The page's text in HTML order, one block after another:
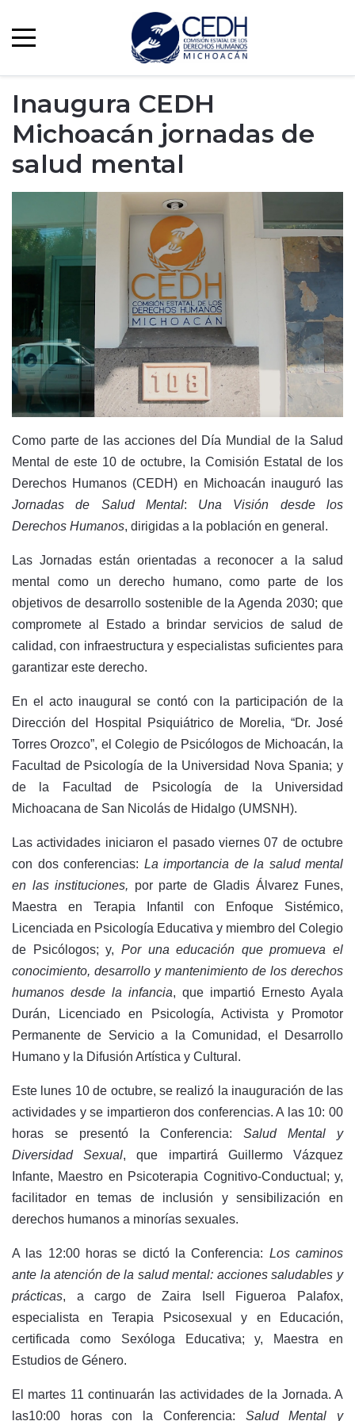
Inaugura CEDH
Michoacán jornadas de
salud mental
Como parte de las acciones del Día Mundial de la Salud
Mental de este 10 de octubre, la Comisión Estatal de los
Derechos Humanos (CEDH) en Michoacán inauguró las
Jornadas de Salud Mental: Una Visión desde los
Derechos Humanos, dirigidas a la población en general.
Las Jornadas están orientadas a reconocer a la salud
mental como un derecho humano, como parte de los
objetivos de desarrollo sostenible de la Agenda 2030; que
compromete al Estado a brindar servicios de salud de
calidad, con infraestructura y especialistas suficientes para
garantizar este derecho.
En el acto inaugural se contó con la participación de la
Dirección del Hospital Psiquiátrico de Morelia, “Dr. José
Torres Orozco”, el Colegio de Psicólogos de Michoacán, la
Facultad de Psicología de la Universidad Nova Spania; y
de la Facultad de Psicología de la Universidad
Michoacana de San Nicolás de Hidalgo (UMSNH).
Las actividades iniciaron el pasado viernes 07 de octubre
con dos conferencias: La importancia de la salud mental
en las instituciones, por parte de Gladis Álvarez Funes,
Maestra en Terapia Infantil con Enfoque Sistémico,
Licenciada en Psicología Educativa y miembro del Colegio
de Psicólogos; y, Por una educación que promueva el
conocimiento, desarrollo y mantenimiento de los derechos
humanos desde la infancia, que impartió Ernesto Ayala
Durán, Licenciado en Psicología, Activista y Promotor
Permanente de Servicio a la Comunidad, el Desarrollo
Humano y la Difusión Artística y Cultural.
Este lunes 10 de octubre, se realizó la inauguración de las
actividades y se impartieron dos conferencias. A las 10: 00
horas se presentó la Conferencia:Salud Mental y
Diversidad Sexual, que impartirá Guillermo Vázquez
Infante, Maestro en Psicoterapia Cognitivo-Conductual; y,
facilitador en temas de inclusión y sensibilización en
derechos humanos a minorías sexuales.
A las 12:00 horas se dictó la Conferencia: Los caminos
ante la atención de la salud mental: acciones saludables y
prácticas, a cargo de Zaira Isell Figueroa Palafox,
especialista en Terapia Psicosexual y en Educación,
certificada como Sexóloga Educativa; y, Maestra en
Estudios de Género.
El martes 11 continuarán las actividades de la Jornada. A
las10:00 horas con la Conferencia: Salud Mental y